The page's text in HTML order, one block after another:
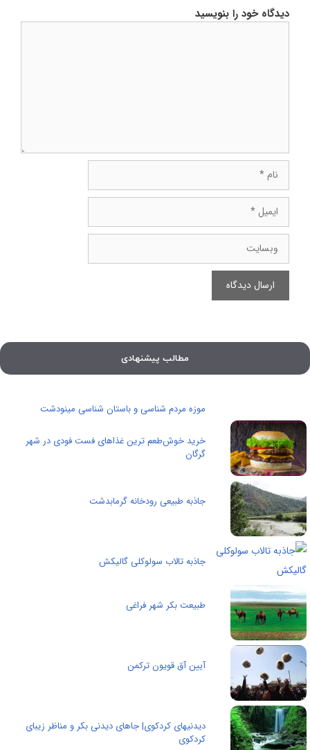
دیدگاه خود را بنویسید
ایمیل
وبسایت
مطالب پیشنهادی
موزه مردم شناسی و باستان شناسی مینودشت
خرید خوش‌طعم ترین غذاهای فست فودی در شهر
گرگان
جاذبه طبیعی رودخانه گرمابدشت
جاذبه تالاب سولوکلی گالیکش
طبیعت بکر شهر فراغی
آیین آق قویون ترکمن
دیدنیهای کردکوی| جاهای دیدنی بکر و مناظر زیبای
کردکوی